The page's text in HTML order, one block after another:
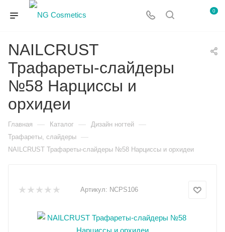
0
NAILCRUST
Трафареты-слайдеры
№58 Нарциссы и
орхидеи
Главная — Каталог — Дизайн ногтей —
Трафареты, слайдеры —
NAILCRUST Трафареты-слайдеры №58 Нарциссы и орхидеи
Артикул: NCPS106